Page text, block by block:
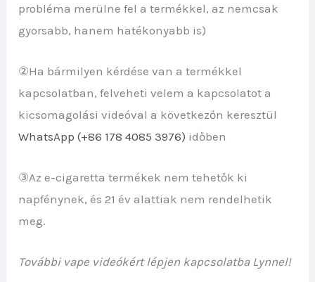
probléma merülne fel a termékkel, az nemcsak
gyorsabb, hanem hatékonyabb is)
②Ha bármilyen kérdése van a termékkel
kapcsolatban, felveheti velem a kapcsolatot a
kicsomagolási videóval a következőn keresztül
WhatsApp (+86 178 4085 3976) időben
③Az e-cigaretta termékek nem tehetők ki
napfénynek, és 21 év alattiak nem rendelhetik
meg.
További vape videókért lépjen kapcsolatba Lynnel!